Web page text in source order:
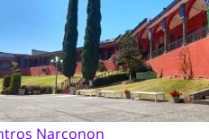
Narconon